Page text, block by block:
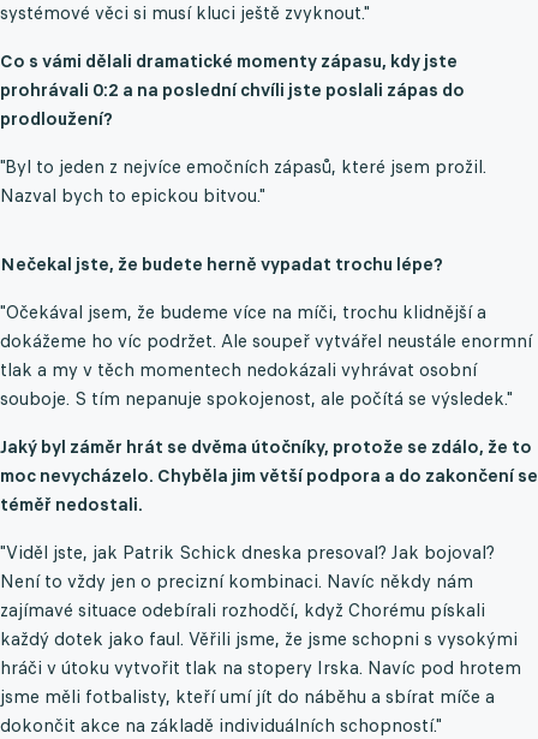
systémové věci si musí kluci ještě zvyknout."
Co s vámi dělali dramatické momenty zápasu, kdy jste
prohrávali 0:2 a na poslední chvíli jste poslali zápas do
prodloužení?
"Byl to jeden z nejvíce emočních zápasů, které jsem prožil.
Nazval bych to epickou bitvou."
Nečekal jste, že budete herně vypadat trochu lépe?
"Očekával jsem, že budeme více na míči, trochu klidnější a
dokážeme ho víc podržet. Ale soupeř vytvářel neustále enormní
tlak a my v těch momentech nedokázali vyhrávat osobní
souboje. S tím nepanuje spokojenost, ale počítá se výsledek."
Jaký byl záměr hrát se dvěma útočníky, protože se zdálo, že to
moc nevycházelo. Chyběla jim větší podpora a do zakončení se
téměř nedostali.
"Viděl jste, jak Patrik Schick dneska presoval? Jak bojoval?
Není to vždy jen o precizní kombinaci. Navíc někdy nám
zajímavé situace odebírali rozhodčí, když Chorému pískali
každý dotek jako faul. Věřili jsme, že jsme schopni s vysokými
hráči v útoku vytvořit tlak na stopery Irska. Navíc pod hrotem
jsme měli fotbalisty, kteří umí jít do náběhu a sbírat míče a
dokončit akce na základě individuálních schopností."